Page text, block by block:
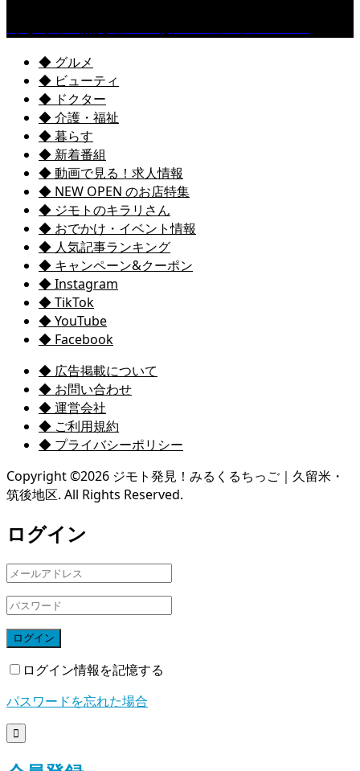
◆ グルメ
◆ ビューティ
◆ ドクター
◆ 介護・福祉
◆ 暮らす
◆ 新着番組
◆ 動画で見る！求人情報
◆ NEW OPEN のお店特集
◆ ジモトのキラリさん
◆ おでかけ・イベント情報
◆ 人気記事ランキング
◆ キャンペーン&クーポン
◆ Instagram
◆ TikTok
◆ YouTube
◆ Facebook
◆ 広告掲載について
◆ お問い合わせ
◆ 運営会社
◆ ご利用規約
◆ プライバシーポリシー
Copyright ©2026 ジモト発見！みるくるちっご｜久留米・
筑後地区. All Rights Reserved.
ログイン
ログイン
ログイン情報を記憶する
パスワードを忘れた場合
